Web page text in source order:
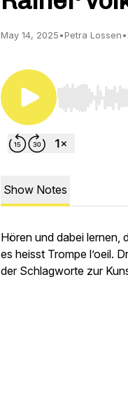
May 14, 2025•Petra Lossen•
Use Left/
Show Notes
Hören und dabei lernen,
es heisst Trompe l’oeil.
der Schlagworte zur